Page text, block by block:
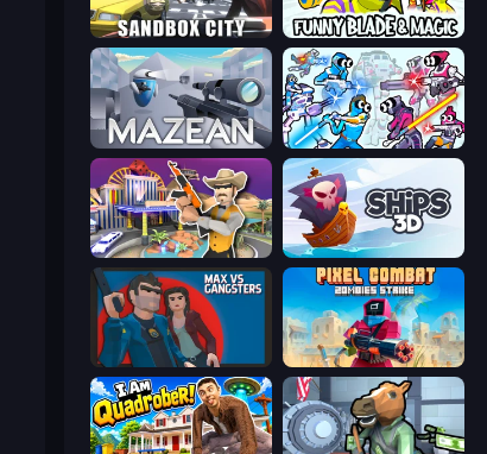
Sandbox City Funny Blade & Magic
Mazean Space Wars Battleground
Casino Robbery Ships 3D
Max vs Gangsters Pixel Combat: Zombies Strike